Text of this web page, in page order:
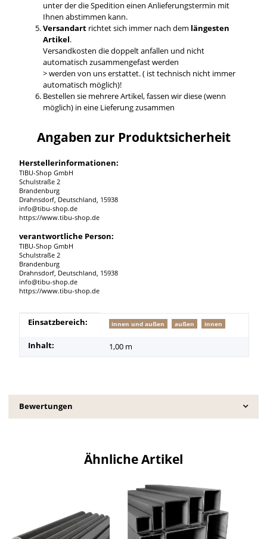
unter der die Spedition einen Anlieferungstermin mit
Ihnen abstimmen kann.
Versandartrichtet sich immer nach dem längesten
Artikel.
Versandkosten die doppelt anfallen und nicht
automatisch zusammengefast werden
> werden von uns erstattet. ( ist technisch nicht immer
automatisch möglich)!
Bestellen sie mehrere Artikel, fassen wir diese (wenn
möglich) in eine Lieferung zusammen
Angaben zur Produktsicherheit
Herstellerinformationen:
TIBU-Shop GmbH
Schulstraße 2
Brandenburg
Drahnsdorf, Deutschland, 15938
info@tibu-shop.de
https://www.tibu-shop.de
verantwortliche Person:
TIBU-Shop GmbH
Schulstraße 2
Brandenburg
Drahnsdorf, Deutschland, 15938
info@tibu-shop.de
https://www.tibu-shop.de
Produkteigenschaft
Wert
Einsatzbereich: innen und außen außen innen
Inhalt: 1,00 m
Bewertungen
Ähnliche Artikel